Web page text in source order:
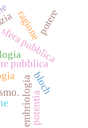
pubblica
sfera pubblica
embriologiabloch
ragionepotere
potentia